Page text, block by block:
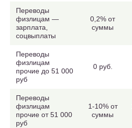
Переводы
физлицам —
зарплата,
соцвыплаты
0,2% от
суммы
Переводы
физлицам
прочие до 51 000
руб
0 руб.
Переводы
физлицам
прочие от 51 000
руб
1-10% от
суммы